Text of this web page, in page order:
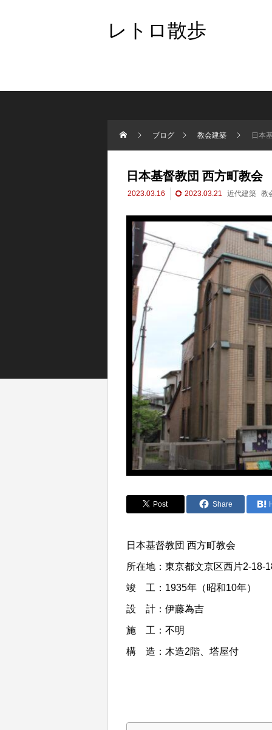
レトロ散歩
ブログ 教会建築 日本
日本基督教団 西方町教会
2023.03.16 2023.03.21 近代建築 教
Post Share
日本基督教団 西方町教会
所在地：東京都文京区西片2-18-
竣 工：1935年（昭和10年）
設 計：伊藤為吉
施 工：不明
構 造：木造2階、塔屋付